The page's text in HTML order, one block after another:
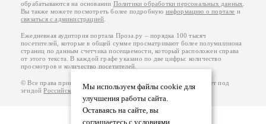
Мы используем файлы cookie для
улучшения работы сайта.
Оставаясь на сайте, вы
соглашаетесь с условиями
обрабатываются на основании Политики обработки персональных данных
Вы также можете посмотреть более подробную информацию о портале и
связаться с администрацией
Ежедневная аудитория портала Проза.ру – порядка 100 тысяч
посетителей, которые в общей сумме просматривают более полумиллиона
страниц по данным счетчика посещаемости, который расположен справа
от этого текста. В каждой графе указано по две цифры: количество
просмотров и количество посетителей.
© Все права принадлежат авторам, 2000-2026. Портал работает под
эгидойРоссийского союза писателей.18+